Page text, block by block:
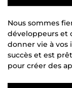
Nous sommes
développeurs et
donner vie à vos
succès et est
pour créer des